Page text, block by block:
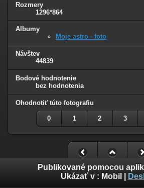
Rozmery
1296*864
Albumy
Moje astro - foto
Návštev
44839
Bodové hodnotenie
bez hodnotenia
Ohodnotiť túto fotografiu
0 1 2 3
Publikované pomocou
Ukázať v : Mobil